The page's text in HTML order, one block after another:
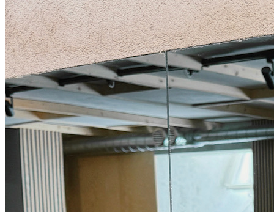
Skriv recensionerDela dina erfarenheter
Kontakta föräldrarBygg ditt nätverk
Få rekommendationerUpptäck nya aktiviteter
Gå med i Föräldraledig.se Logga in
Är du ett företag som erbjuder aktiviteter?
Skapa företagskonto
Det är gratis och tar mindre än 2 minuter!
Fler aktiviteter som kan intressera dig